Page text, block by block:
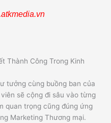
tưởng cùng buồng ban của
sẽ cộng đi sâu vào từng
quan trọng cũng đúng ứng
Marketing Thương mại.